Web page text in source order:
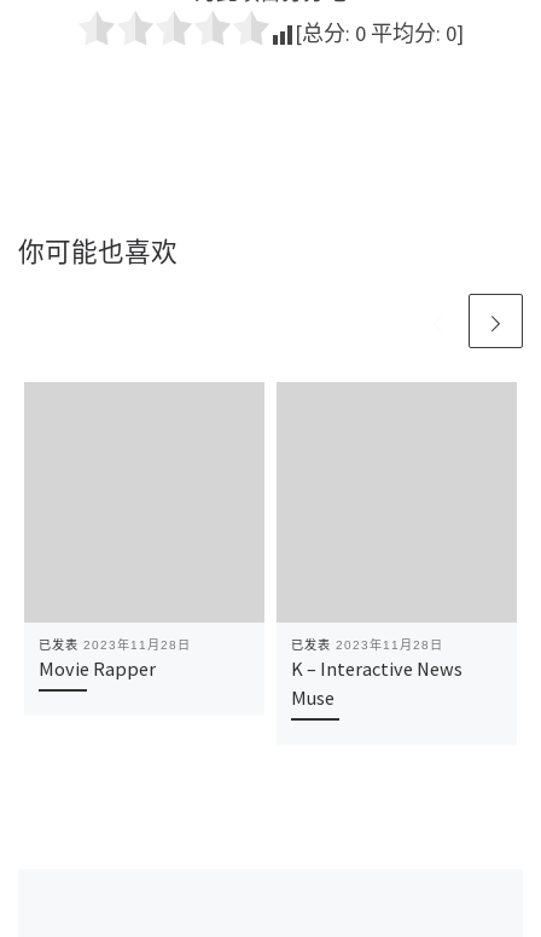
[总分: 0 平均分: 0]
你可能也喜欢
已发表 2023年11月28日
Movie Rapper
已发表 2023年11月28日
K – Interactive News
Muse